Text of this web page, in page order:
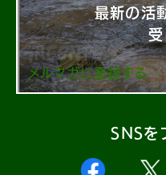
最新の活
メルマガに登録する
SNSを